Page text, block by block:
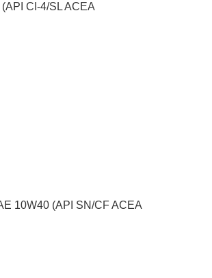
CI-4/SL ACEA
10W40 (API SN/CF ACEA